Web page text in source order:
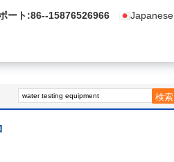
Japanese
ート:86--15876526966